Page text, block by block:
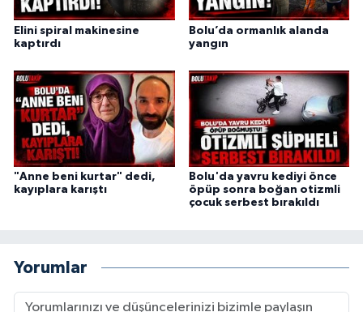
Elini spiral makinesine
kaptırdı
Bolu’da ormanlık alanda
yangın
"Anne beni kurtar" dedi,
kayıplara karıştı
Bolu'da yavru kediyi önce
öpüp sonra boğan otizmli
çocuk serbest bırakıldı
Yorumlar